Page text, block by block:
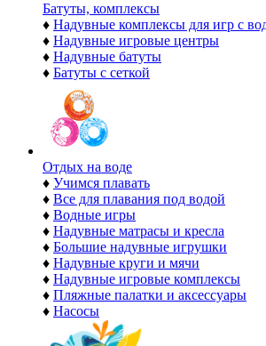
Батуты, комплексы
♦ Надувные комплексы для игр с
♦ Надувные игровые центры
♦ Надувные батуты
♦ Батуты с сеткой
Отдых на воде
♦ Учимся плавать
♦ Все для плавания под водой
♦ Водные игры
♦ Надувные матрасы и кресла
♦ Большие надувные игрушки
♦ Надувные круги и мячи
♦ Надувные игровые комплексы
♦ Пляжные палатки и аксессуары
♦ Насосы